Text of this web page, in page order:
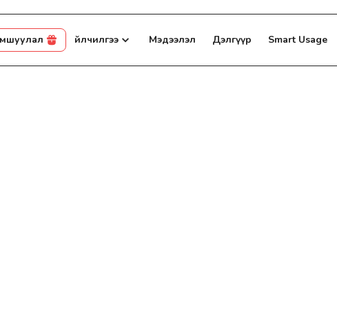
Үйлчилгээ Мэдээлэл Дэлгүүр Smart Usage